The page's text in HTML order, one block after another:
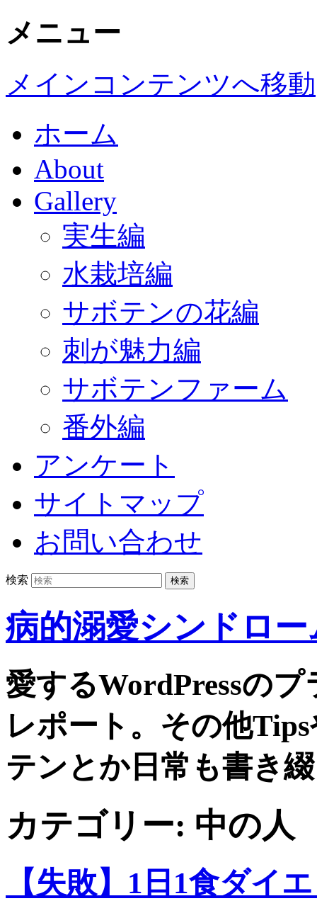
メニュー
メインコンテンツへ移動
ホーム
About
Gallery
実生編
水栽培編
サボテンの花編
刺が魅力編
サボテンファーム
番外編
アンケート
サイトマップ
お問い合わせ
検索
病的溺愛シンドロー
愛するWordPressの
レポート。その他
テンとか日常も書き
カテゴリー: 中の人
【失敗】1日1食ダイ